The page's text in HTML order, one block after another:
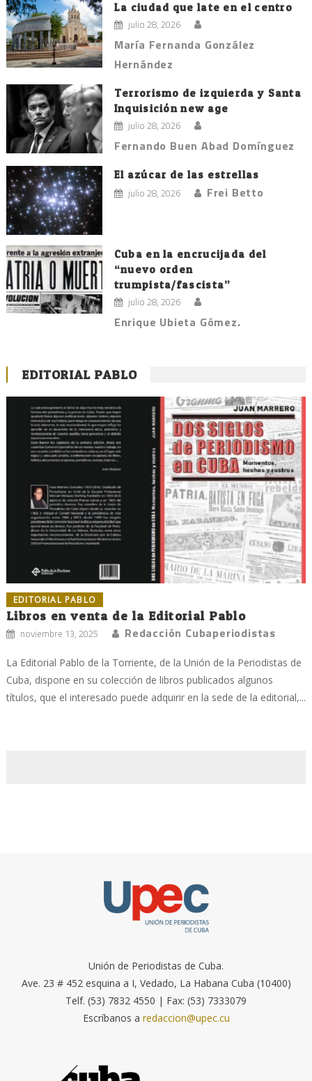
La ciudad que late en el centro
julio 28, 2026
María Fernanda González
Hernández
Terrorismo de izquierda y Santa
Inquisición new age
julio 28, 2026
Fernando Buen Abad Domínguez
El azúcar de las estrellas
julio 28, 2026 Frei Betto
Cuba en la encrucijada del
“nuevo orden
trumpista/fascista”
julio 28, 2026
Enrique Ubieta Gómez.
EDITORIAL PABLO
EDITORIAL PABLO
Libros en venta de la Editorial Pablo
noviembre 13, 2025 Redacción Cubaperiodistas
La Editorial Pablo de la Torriente, de la Unión de la Periodistas de
Cuba, dispone en su colección de libros publicados algunos
títulos, que el interesado puede adquirir en la sede de la editorial,...
Unión de Periodistas de Cuba.
Ave. 23 # 452 esquina a I, Vedado, La Habana Cuba (10400)
Telf. (53) 7832 4550 | Fax: (53) 7333079
Escríbanos a redaccion@upec.cu